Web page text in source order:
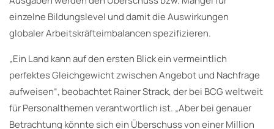
einzelne Bildungslevel und damit die Auswirkungen
globaler Arbeitskräfteimbalancen spezifizieren.
„Ein Land kann auf den ersten Blick ein vermeintlich
perfektes Gleichgewicht zwischen Angebot und Nachfrage
aufweisen“, beobachtet Rainer Strack, der bei BCG weltweit
für Personalthemen verantwortlich ist. „Aber bei genauer
Betrachtung könnte sich ein Überschuss von einer Million